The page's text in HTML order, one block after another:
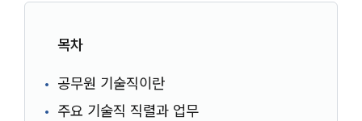
목차
공무원 기술직이란
주요 기술직 직렬과 업무